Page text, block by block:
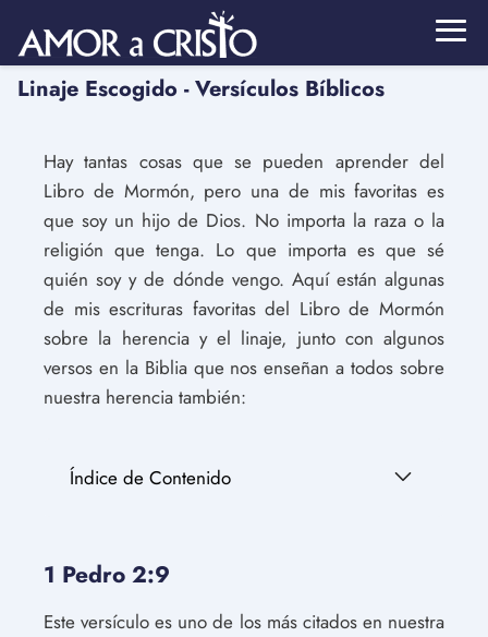
Linaje Escogido - Versículos Bíblicos
Hay tantas cosas que se pueden aprender del
Libro de Mormón, pero una de mis favoritas es
que soy un hijo de Dios. No importa la raza o la
religión que tenga. Lo que importa es que sé
quién soy y de dónde vengo. Aquí están algunas
de mis escrituras favoritas del Libro de Mormón
sobre la herencia y el linaje, junto con algunos
versos en la Biblia que nos enseñan a todos sobre
nuestra herencia también:
Índice de Contenido
1 Pedro 2:9
Este versículo es uno de los más citados en nuestra